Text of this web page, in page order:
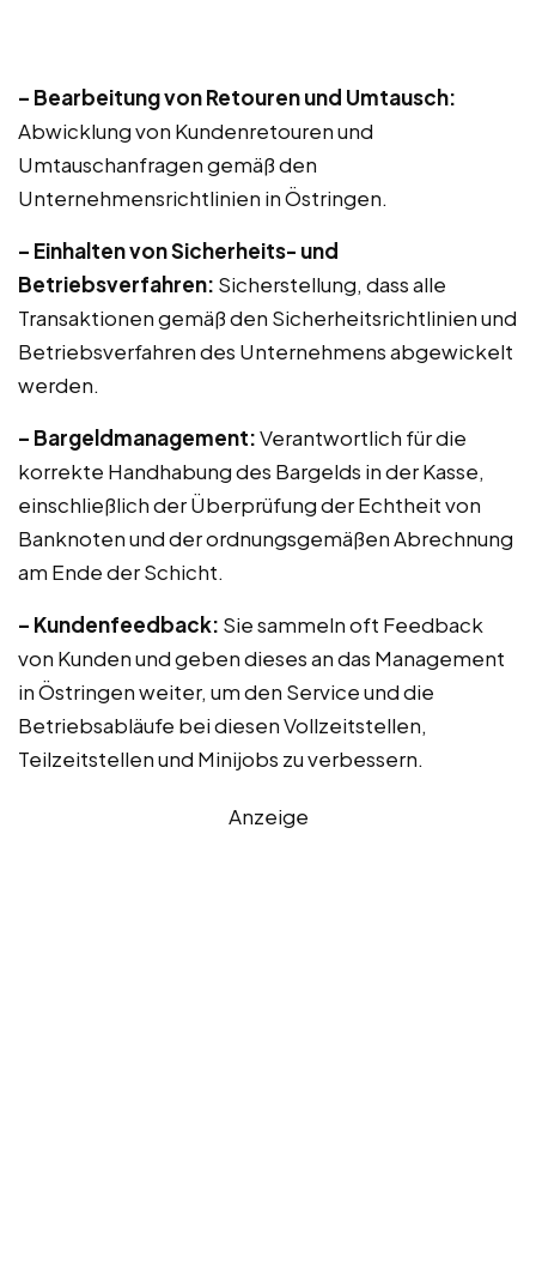
– Bearbeitung von Retouren und Umtausch:
Abwicklung von Kundenretouren und
Umtauschanfragen gemäß den
Unternehmensrichtlinien in Östringen.
– Einhalten von Sicherheits- und
Betriebsverfahren: Sicherstellung, dass alle
Transaktionen gemäß den Sicherheitsrichtlinien und
Betriebsverfahren des Unternehmens abgewickelt
werden.
– Bargeldmanagement:Verantwortlich für die
korrekte Handhabung des Bargelds in der Kasse,
einschließlich der Überprüfung der Echtheit von
Banknoten und der ordnungsgemäßen Abrechnung
am Ende der Schicht.
– Kundenfeedback: Sie sammeln oft Feedback
von Kunden und geben dieses an das Management
in Östringen weiter, um den Service und die
Betriebsabläufe bei diesen Vollzeitstellen,
Teilzeitstellen und Minijobs zu verbessern.
Anzeige